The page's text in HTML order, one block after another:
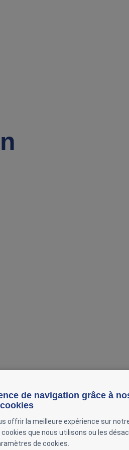
de navigation grâce à
cookies
offrir la meilleure expérience sur
que nous utilisons ou les
de cookies.